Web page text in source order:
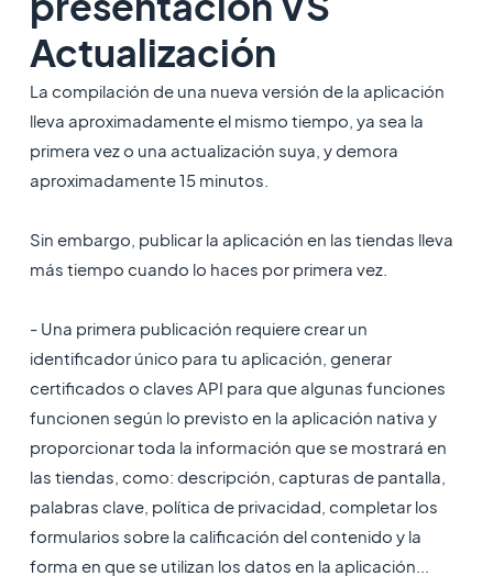
Actualización
La compilación de una nueva versión de la aplicación
lleva aproximadamente el mismo tiempo, ya sea la
primera vez o una actualización suya, y demora
aproximadamente 15 minutos.
Sin embargo, publicar la aplicación en las tiendas lleva
más tiempo cuando lo haces por primera vez.
- Una primera publicación requiere crear un
identificador único para tu aplicación, generar
certificados o claves API para que algunas funciones
funcionen según lo previsto en la aplicación nativa y
proporcionar toda la información que se mostrará en
las tiendas, como: descripción, capturas de pantalla,
palabras clave, política de privacidad, completar los
formularios sobre la calificación del contenido y la
forma en que se utilizan los datos en la aplicación...